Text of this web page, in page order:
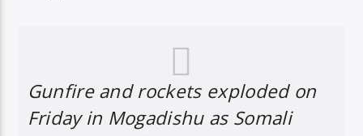
Gunfire and rockets exploded on
Friday in Mogadishu as Somali